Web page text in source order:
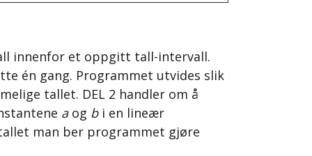
innenfor et oppgitt tall-intervall.
én gang. Programmet utvides slik
tallet. DEL 2 handler om å
aog b i en lineær
man ber programmet gjøre